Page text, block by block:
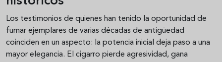
Los testimonios de quienes han tenido la oportunidad de
fumar ejemplares de varias décadas de antigüedad
coinciden en un aspecto: la potencia inicial deja paso a una
mayor elegancia. El cigarro pierde agresividad, gana